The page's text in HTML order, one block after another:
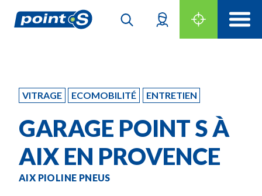
VITRAGE ECOMOBILITÉ ENTRETIEN
GARAGE POINT S À
AIX EN PROVENCE
AIX PIOLINE PNEUS